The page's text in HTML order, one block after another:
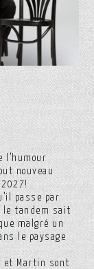
l’humour
nouveau
passe par
le tandem sait
malgré un
le paysage
et Martin sont